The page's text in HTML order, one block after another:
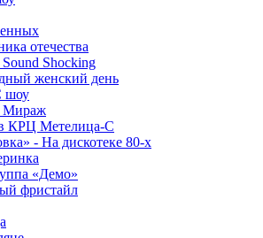
отечества
Shocking
женский день
шоу
Мираж
КРЦ Метелица-С
- На дискотеке 80-х
«Демо»
фристайл